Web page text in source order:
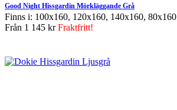
Good Night Hissgardin Mörkläggande Grå
Finns i: 100x160, 120x160, 140x160, 80x160
Från 1 145 krFraktfritt!